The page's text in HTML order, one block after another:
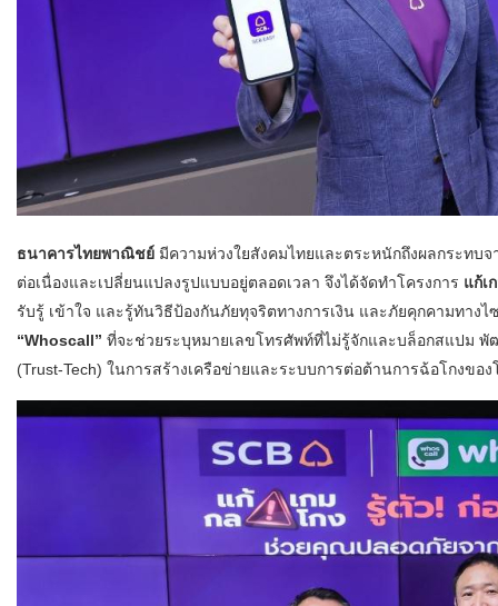
ธนาคารไทยพาณิชย์ มีความห่วงใยสังคมไทยและตระหนักถึงผลกระทบ
ต่อเนื่องและเปลี่ยนแปลงรูปแบบอยู่ตลอดเวลา จึงได้จัดทำโครงการ แก้เ
รับรู้ เข้าใจ และรู้ทันวิธีป้องกันภัยทุจริตทางการเงิน และภัยคุกคามทาง
“Whoscall” ที่จะช่วยระบุหมายเลขโทรศัพท์ที่ไม่รู้จักและบล็อกสแปม พั
(Trust-Tech) ในการสร้างเครือข่ายและระบบการต่อต้านการฉ้อโกงของ